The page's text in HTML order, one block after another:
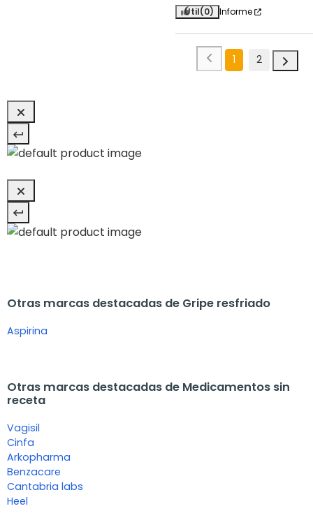
Útil(0) Informe
1 2
Otras marcas destacadas de Gripe resfriado
Aspirina
Otras marcas destacadas de Medicamentos sin
receta
Vagisil
Cinfa
Arkopharma
Benzacare
Cantabria labs
Heel